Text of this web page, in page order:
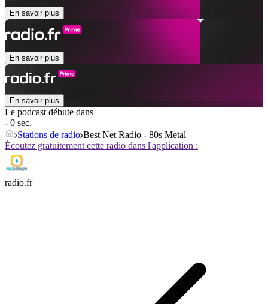
En savoir plus
En savoir plus
En savoir plus
Le podcast débute dans
- 0 sec.
Stations de radio Best Net Radio - 80s Metal
Écoutez gratuitement cette radio dans l'application :
radio.fr